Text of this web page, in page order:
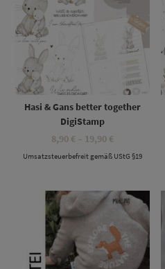
Hasi & Gans better together
DigiStamp
8,90 € – 19,90 €
bis
Umsatzsteuerbefreit gemäß UStG §19
Dieses Produkt weist mehrere Varianten auf. Die Optionen können auf der Produktseite gewählt werden